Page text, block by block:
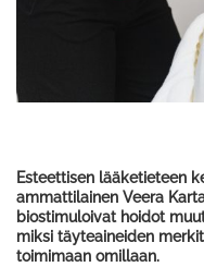
Esteettisen lääketieteen
ammattilainen Veera
biostimuloivat hoidot
miksi täyteaineiden
toimimaan omillaan.